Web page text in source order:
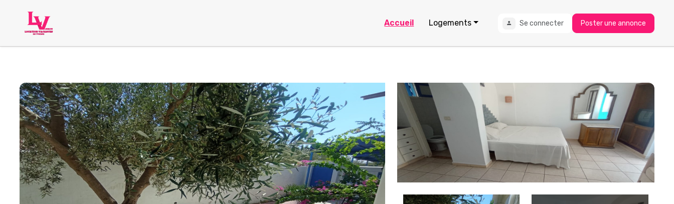
Accueil Logements Se connecter Poster une annonce